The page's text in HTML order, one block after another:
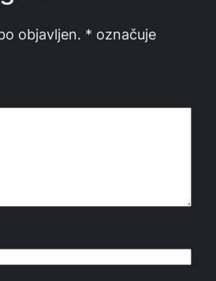
objavljen. * označuje